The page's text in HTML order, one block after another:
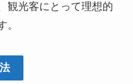
観光客にとって理想的
。